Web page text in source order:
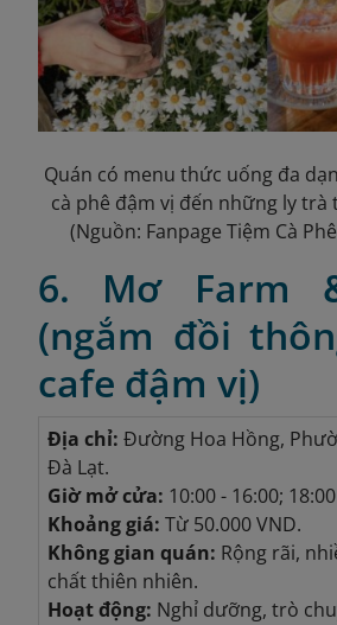
Quán có menu thức uống đa
cà phê đậm vị đến những ly trà
(Nguồn: Fanpage Tiệm Cà
6. Mơ Farm
(ngắm đồi
cafe đậm vị)
Địa chỉ: Đường Hoa Hồng,
Đà Lạt.
Giờ mở cửa: 10:00 - 16:00;
Khoảng giá: Từ 50.000 VND.
Không gian quán: Rộng rãi,
chất thiên nhiên.
Hoạt động: Nghỉ dưỡng, trò